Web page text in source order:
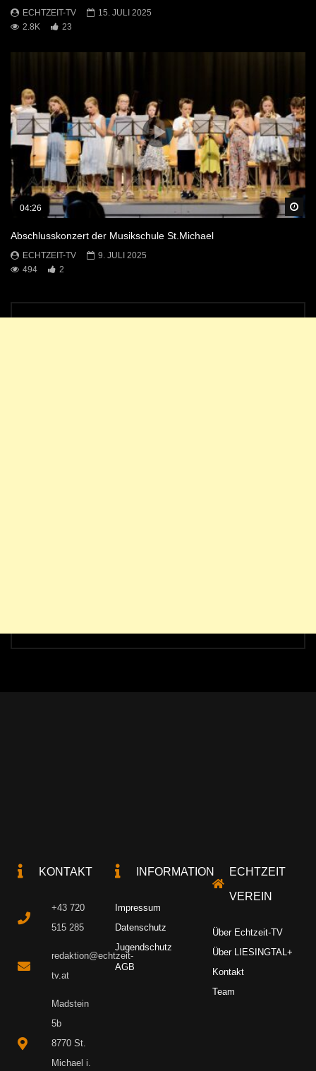
ECHTZEIT-TV
15. JULI 2025
2.8K
23
04:26
Abschlusskonzert der Musikschule St.Michael
ECHTZEIT-TV
9. JULI 2025
494
2
KONTAKT
+43 720
515 285
redaktion@echtzeit-
tv.at
Madstein
5b
8770 St.
Michael i.
INFORMATION
Impressum
Datenschutz
Jugendschutz
AGB
ECHTZEIT
VEREIN
Über Echtzeit-TV
Über LIESINGTAL+
Kontakt
Team